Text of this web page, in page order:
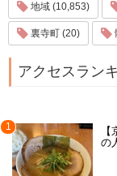
地域 (10,853)
裏寺町 (20)
アクセスラン
1
の